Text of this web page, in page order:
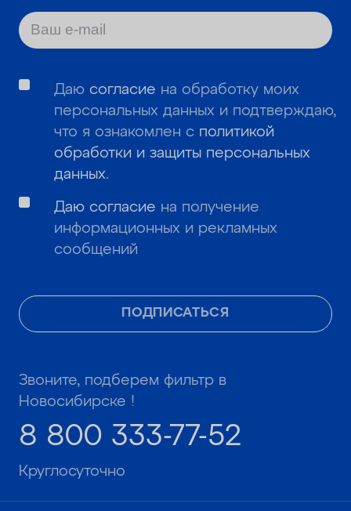
ПОДПИСАТЬСЯ
Даю согласие на обработку моих
персональных данных и подтверждаю,
что я ознакомлен с политикой
обработки и защиты персональных
данных.
Даю согласие на получение
информационных и рекламных
сообщений
Звоните, подберем фильтр в
Новосибирске !
8 800 333-77-52
Круглосуточно